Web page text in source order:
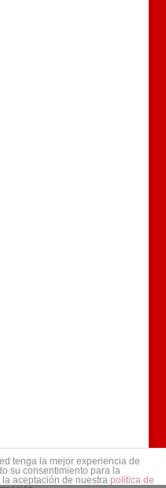
tenga la mejor experiencia de
su consentimiento para la
aceptación de nuestra política de